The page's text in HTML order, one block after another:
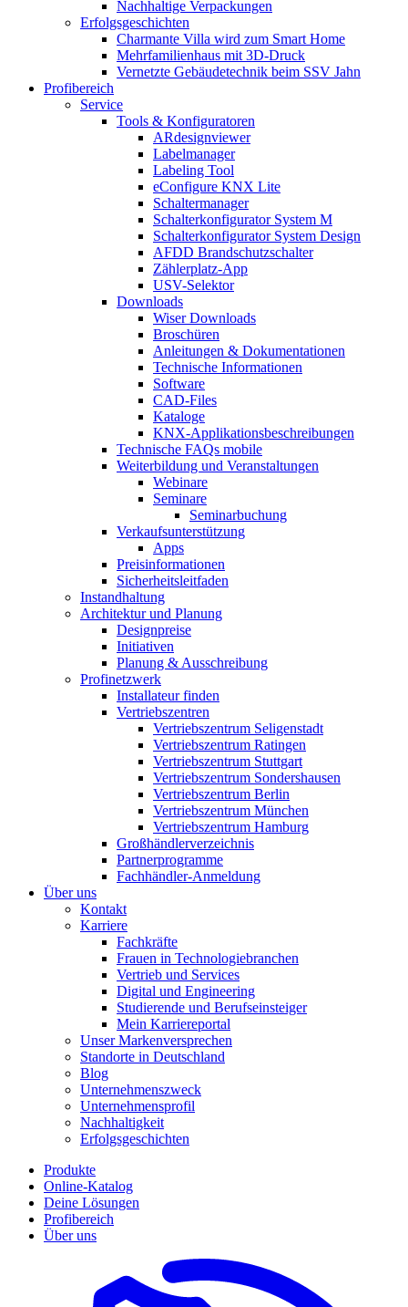
Nachhaltige Verpackungen
Erfolgsgeschichten
Charmante Villa wird zum Smart Home
Mehrfamilienhaus mit 3D-Druck
Vernetzte Gebäudetechnik beim SSV Jahn
Profibereich
Service
Tools & Konfiguratoren
ARdesignviewer
Labelmanager
Labeling Tool
eConfigure KNX Lite
Schaltermanager
Schalterkonfigurator System M
Schalterkonfigurator System Design
AFDD Brandschutzschalter
Zählerplatz-App
USV-Selektor
Downloads
Wiser Downloads
Broschüren
Anleitungen & Dokumentationen
Technische Informationen
Software
CAD-Files
Kataloge
KNX-Applikationsbeschreibungen
Technische FAQs mobile
Weiterbildung und Veranstaltungen
Webinare
Seminare
Seminarbuchung
Verkaufsunterstützung
Apps
Preisinformationen
Sicherheitsleitfaden
Instandhaltung
Architektur und Planung
Designpreise
Initiativen
Planung & Ausschreibung
Profinetzwerk
Installateur finden
Vertriebszentren
Vertriebszentrum Seligenstadt
Vertriebszentrum Ratingen
Vertriebszentrum Stuttgart
Vertriebszentrum Sondershausen
Vertriebszentrum Berlin
Vertriebszentrum München
Vertriebszentrum Hamburg
Großhändlerverzeichnis
Partnerprogramme
Fachhändler-Anmeldung
Über uns
Kontakt
Karriere
Fachkräfte
Frauen in Technologiebranchen
Vertrieb und Services
Digital und Engineering
Studierende und Berufseinsteiger
Mein Karriereportal
Unser Markenversprechen
Standorte in Deutschland
Blog
Unternehmenszweck
Unternehmensprofil
Nachhaltigkeit
Erfolgsgeschichten
Produkte
Online-Katalog
Deine Lösungen
Profibereich
Über uns